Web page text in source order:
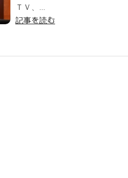
ＴＶ、...
記事を読む